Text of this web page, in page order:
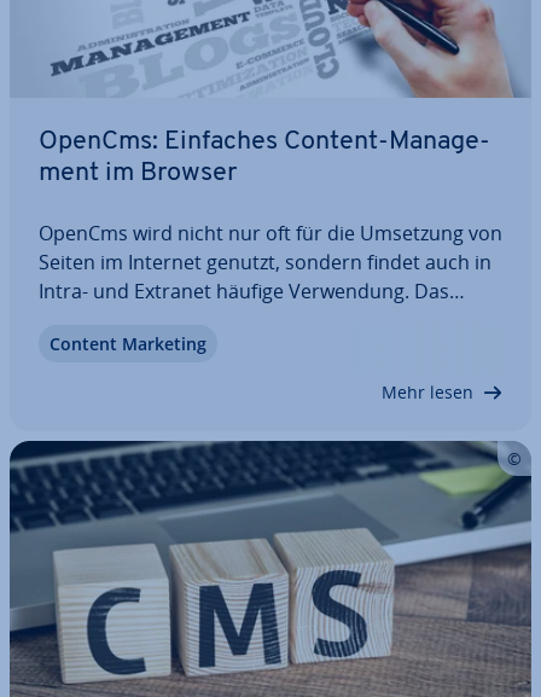
OpenCms: Einfaches Content-Ma­nage­
ment im Browser
OpenCms wird nicht nur oft für die Umsetzung von
Seiten im Internet genutzt, sondern findet auch in
Intra- und Extranet häufige Ver­wen­dung. Das
bedienen und bietet gerade bei der Her­stel­lung
Content Marketing
Mehr lesen